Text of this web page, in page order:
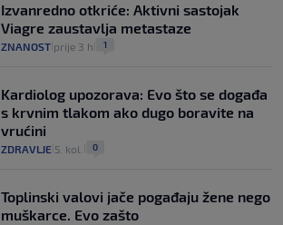
Izvanredno otkriće: Aktivni sastojak
Viagre zaustavlja metastaze
ZNANOST prije 3 h 1
Kardiolog upozorava: Evo što se događa
s krvnim tlakom ako dugo boravite na
vrućini
ZDRAVLJE 5. kol. 0
Toplinski valovi jače pogađaju žene nego
muškarce. Evo zašto